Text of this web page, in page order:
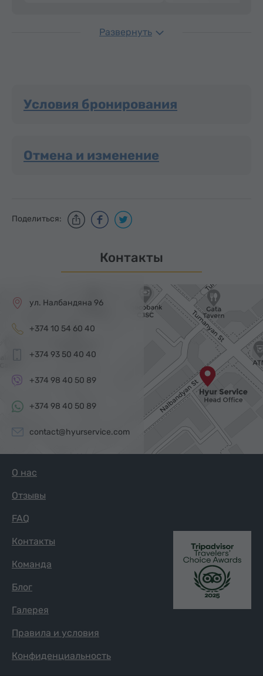
Развернуть
Условия бронирования
Отмена и изменение
Поделиться:
Контакты
ул. Налбандяна 96
+374 10 54 60 40
+374 93 50 40 40
+374 98 40 50 89
+374 98 40 50 89
contact@hyurservice.com
О нас
Отзывы
FAQ
Контакты
Команда
Блог
Галерея
Правила и условия
Конфиденциальность